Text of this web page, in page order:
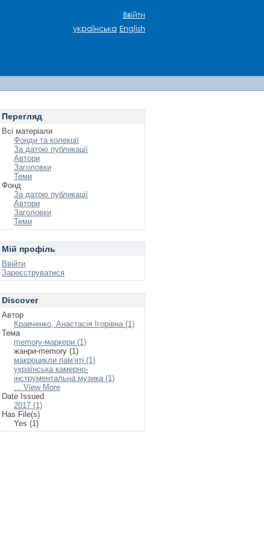
Ввійти
українська English
Перегляд
Всі матеріали
Фонди та колекції
За датою публикації
Автори
Заголовки
Теми
Фонд
За датою публикації
Автори
Заголовки
Теми
Мій профіль
Ввійти
Зареєструватися
Discover
Автор
Кравченко, Анастасія Ігорівна (1)
Тема
memory-маркери (1)
жанри-memory (1)
макроцикли пам'яті (1)
українська камерно-
інструментальна музика (1)
... View More
Date Issued
2017 (1)
Has File(s)
Yes (1)